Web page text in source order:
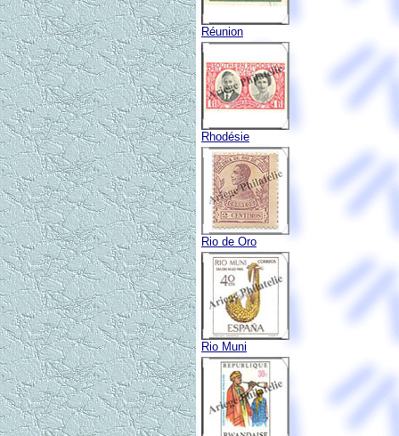
Réunion
Rhodésie
Rio de Oro
Rio Muni